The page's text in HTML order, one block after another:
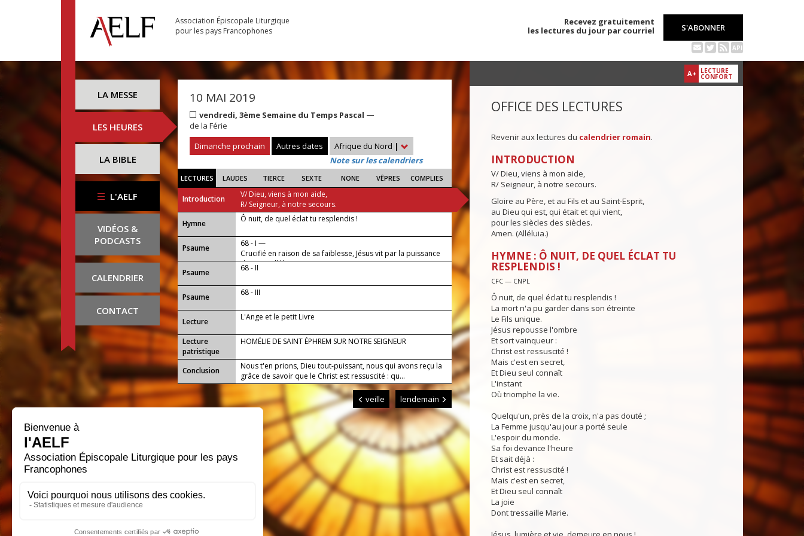
Association Épiscopale Liturgique
pour les pays Francophones
Recevez gratuitement
les lectures du jour par courriel
S'ABONNER
API
LA MESSE
LES HEURES
LA BIBLE
L'AELF
VIDÉOS &
PODCASTS
CALENDRIER
CONTACT
10 MAI 2019
vendredi, 3ème Semaine du Temps Pascal —
de la Férie
Dimanche prochain
Autres dates Afrique du Nord |
Note sur les calendriers
LECTURES LAUDES TIERCE SEXTE NONE VÊPRES COMPLIES
Introduction
V/ Dieu, viens à mon aide,
R/ Seigneur, à notre secours.
...
Hymne Ô nuit, de quel éclat tu resplendis !
Psaume
68 - I —
Crucifié en raison de sa faiblesse, Jésus vit par la puissance
de Dieu, alléluia.
Psaume
68 - II
Psaume 68 - III
Lecture L'Ange et le petit Livre
Lecture
patristique
HOMÉLIE DE SAINT ÉPHREM SUR NOTRE SEIGNEUR
Conclusion
Nous t'en prions, Dieu tout-puissant, nous qui avons reçu la
grâce de savoir que le Christ est ressuscité : qu...
veille lendemain
A+ LECTURE
CONFORT
OFFICE DES LECTURES
Revenir aux lectures du calendrier romain.
INTRODUCTION
V/ Dieu, viens à mon aide,
R/ Seigneur, à notre secours.
Gloire au Père, et au Fils et au Saint-Esprit,
au Dieu qui est, qui était et qui vient,
pour les siècles des siècles.
Amen. (Alléluia.)
HYMNE : Ô NUIT, DE QUEL ÉCLAT TU
RESPLENDIS !
CFC — CNPL
Ô nuit, de quel éclat tu resplendis !
La mort n'a pu garder dans son étreinte
Le Fils unique.
Jésus repousse l'ombre
Et sort vainqueur :
Christ est ressuscité !
Mais c'est en secret,
Et Dieu seul connaît
L'instant
Où triomphe la vie.
Quelqu'un, près de la croix, n'a pas douté ;
La Femme jusqu'au jour a porté seule
L'espoir du monde.
Sa foi devance l'heure
Et sait déjà :
Christ est ressuscité !
Mais c'est en secret,
Et Dieu seul connaît
La joie
Dont tressaille Marie.